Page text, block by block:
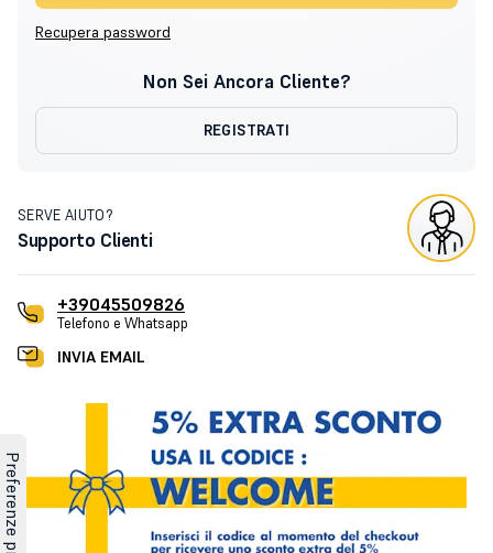
Recupera password
Non Sei Ancora Cliente?
REGISTRATI
SERVE AIUTO?
Supporto Clienti
+39045509826
Telefono e Whatsapp
INVIA EMAIL